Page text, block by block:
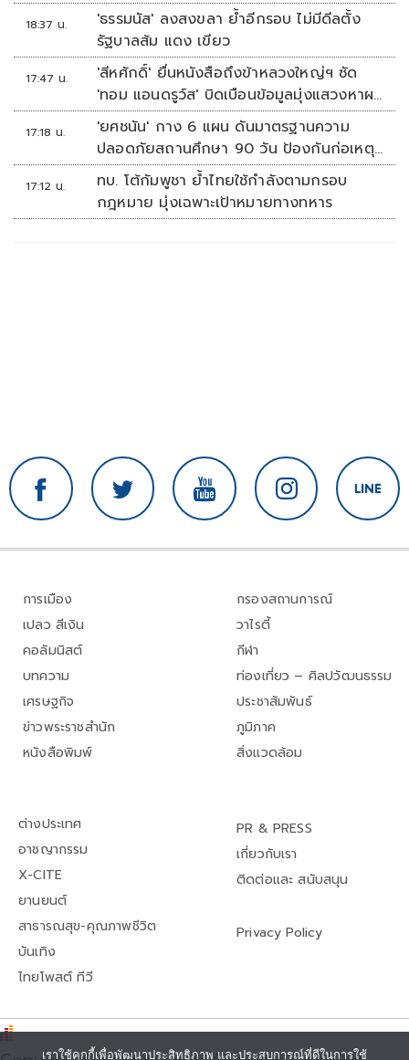
18:37 น.
'ธรรมนัส' ลงสงขลา ย้ำอีกรอบ ไม่มีดีลตั้ง
รัฐบาลส้ม แดง เขียว
17:47 น.
'สีหศักดิ์' ยื่นหนังสือถึงข้าหลวงใหญ่ฯ ซัด
'ทอม แอนดรูว์ส' บิดเบือนข้อมูลมุ่งแสวงหาผล
ประโยชน์ทางการเมือง
17:18 น.
'ยศชนัน' กาง 6 แผน ดันมาตรฐานความ
ปลอดภัยสถานศึกษา 90 วัน ป้องกันก่อเหตุ
รุนแรง
17:12 น.
ทบ. โต้กัมพูชา ย้ำไทยใช้กำลังตามกรอบ
กฎหมาย มุ่งเฉพาะเป้าหมายทางทหาร
การเมือง
เปลว สีเงิน
คอลัมนิสต์
บทความ
เศรษฐกิจ
ข่าวพระราชสำนัก
หนังสือพิมพ์
กรองสถานการณ์
วาไรตี้
กีฬา
ท่องเที่ยว – ศิลปวัฒนธรรม
ประชาสัมพันธ์
ภูมิภาค
สิ่งแวดล้อม
ต่างประเทศ
อาชญากรรม
X-CITE
ยานยนต์
สาธารณสุข-คุณภาพชีวิต
บันเทิง
ไทยโพสต์ ทีวี
PR & PRESS
เกี่ยวกับเรา
ติดต่อและ สนับสนุน
Privacy Policy
เราใช้คุกกี้เพื่อพัฒนาประสิทธิภาพ และประสบการณ์ที่ดีในการใช้